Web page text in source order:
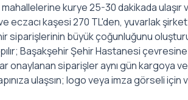
kurye 25-30 dakikada ulaşır
eczacı kaşesi 270 TL'den, yuvarlak
siparişlerinin büyük çoğunluğunu
Başakşehir Şehir Hastanesi
onaylanan siparişler aynı gün kargoya
ulaşsın; logo veya imza görseli